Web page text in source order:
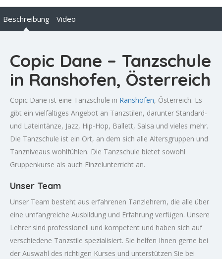
Beschreibung Video
Copic Dane – Tanzschule
in Ranshofen, Österreich
Copic Dane ist eine Tanzschule in Ranshofen, Österreich. Es
gibt ein vielfältiges Angebot an Tanzstilen, darunter Standard-
und Lateintänze, Jazz, Hip-Hop, Ballett, Salsa und vieles mehr.
Die Tanzschule ist ein Ort, an dem sich alle Altersgruppen und
Tanzniveaus wohlfühlen. Die Tanzschule bietet sowohl
Gruppenkurse als auch Einzelunterricht an.
Unser Team
Unser Team besteht aus erfahrenen Tanzlehrern, die alle über
eine umfangreiche Ausbildung und Erfahrung verfügen. Unsere
Lehrer sind professionell und kompetent und haben sich auf
verschiedene Tanzstile spezialisiert. Sie helfen Ihnen gerne bei
der Auswahl des richtigen Kurses und unterstützen Sie bei